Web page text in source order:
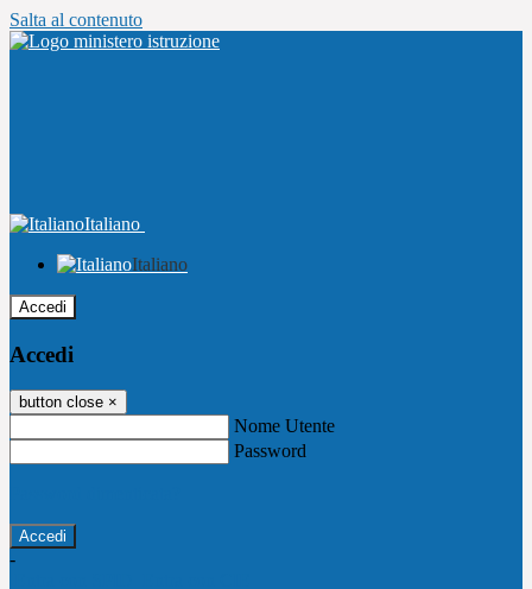
Salta al contenuto
Italiano
Italiano
Accedi
Accedi
button close ×
Nome Utente
Password
-